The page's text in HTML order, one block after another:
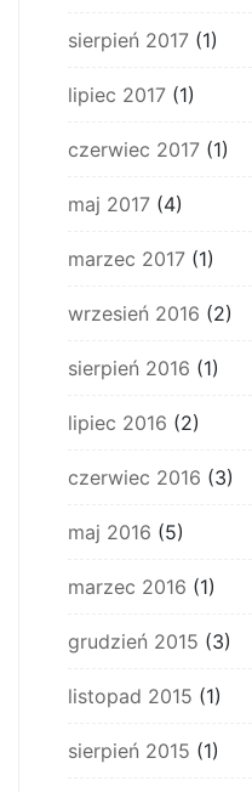
sierpień 2017 (1)
lipiec 2017 (1)
czerwiec 2017 (1)
maj 2017 (4)
marzec 2017 (1)
wrzesień 2016 (2)
sierpień 2016 (1)
lipiec 2016 (2)
czerwiec 2016 (3)
maj 2016 (5)
marzec 2016 (1)
grudzień 2015 (3)
listopad 2015 (1)
sierpień 2015 (1)